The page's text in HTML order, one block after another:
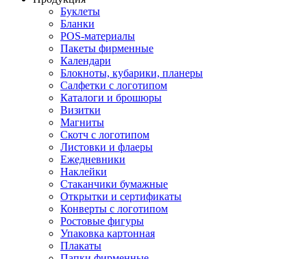
Буклеты
Бланки
POS-материалы
Пакеты фирменные
Календари
Блокноты, кубарики, планеры
Салфетки с логотипом
Каталоги и брошюры
Визитки
Магниты
Скотч с логотипом
Листовки и флаеры
Ежедневники
Наклейки
Стаканчики бумажные
Открытки и сертификаты
Конверты с логотипом
Ростовые фигуры
Упаковка картонная
Плакаты